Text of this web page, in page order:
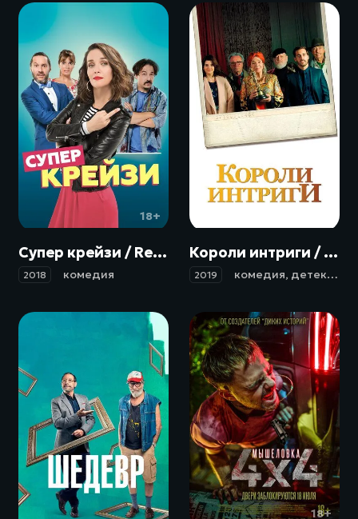
18+
Супер крейзи / Re loca (2018)
2018 комедия
Короли интриги / El cuento de las comadrejas (2019)
2019 комедия, детектив
18+